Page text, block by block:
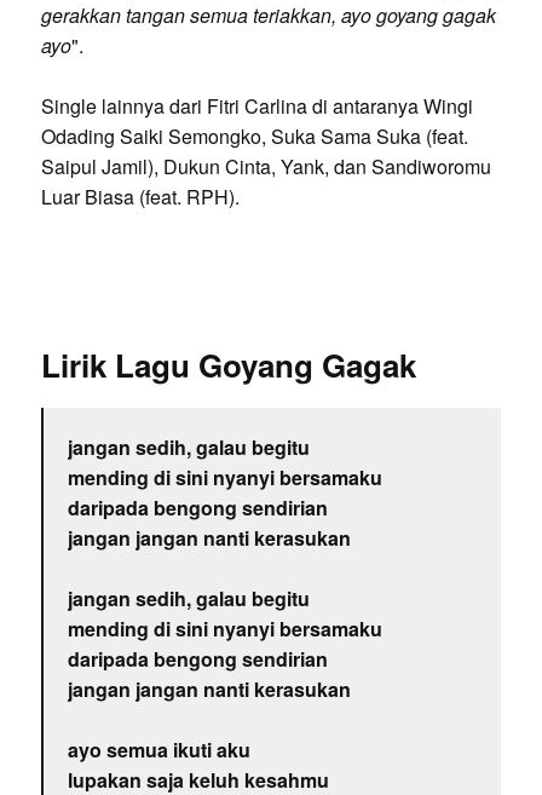
gerakkan tangan semua teriakkan, ayo goyang gagak
ayo".
Single lainnya dari Fitri Carlina di antaranya Wingi
Odading Saiki Semongko, Suka Sama Suka (feat.
Saipul Jamil), Dukun Cinta, Yank, dan Sandiworomu
Luar Biasa (feat. RPH).
Lirik Lagu Goyang Gagak
jangan sedih, galau begitu
mending di sini nyanyi bersamaku
daripada bengong sendirian
jangan jangan nanti kerasukan
jangan sedih, galau begitu
mending di sini nyanyi bersamaku
daripada bengong sendirian
jangan jangan nanti kerasukan
ayo semua ikuti aku
lupakan saja keluh kesahmu